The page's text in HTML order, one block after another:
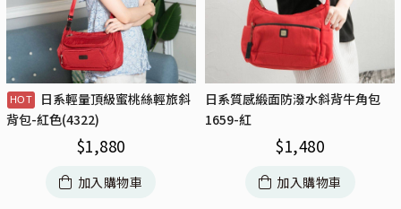
日系輕量頂級蜜桃絲輕旅斜
背包-紅色(4322)
$1,880
加入購物車
日系質感緞面防潑水斜背牛角包
1659-紅
$1,480
加入購物車